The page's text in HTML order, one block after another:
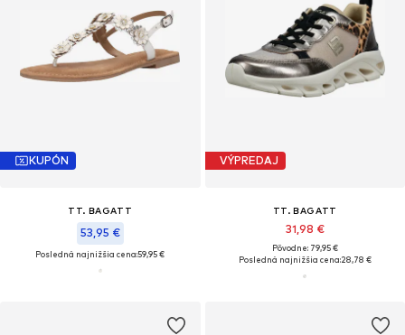
KUPÓN
TT. BAGATT
53,95 €
Posledná najnižšia cena:59,95 €
VÝPREDAJ
TT. BAGATT
31,98 €
Pôvodne: 79,95 €
Posledná najnižšia cena:28,78 €